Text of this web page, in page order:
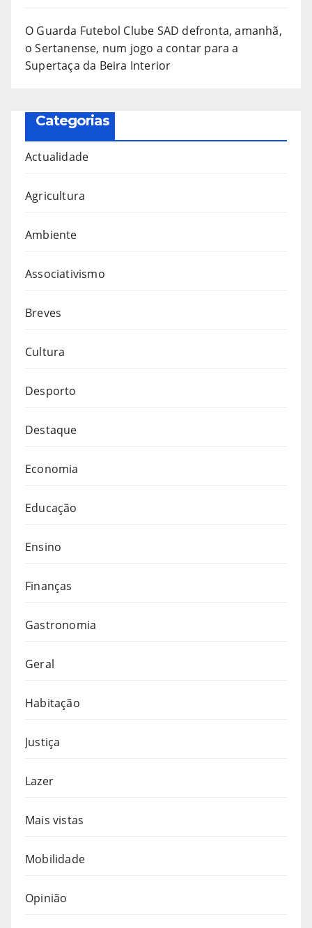
O Guarda Futebol Clube SAD defronta, amanhã,
o Sertanense, num jogo a contar para a
Supertaça da Beira Interior
Categorias
Actualidade
Agricultura
Ambiente
Associativismo
Breves
Cultura
Desporto
Destaque
Economia
Educação
Ensino
Finanças
Gastronomia
Geral
Habitação
Justiça
Lazer
Mais vistas
Mobilidade
Opinião